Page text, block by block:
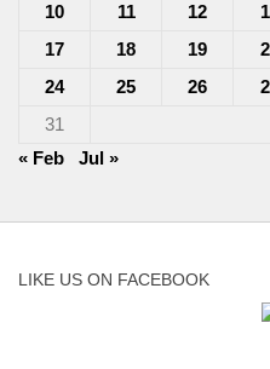
10
11 12
17
18 19
24
25 26
31
« Feb
Jul »
LIKE US ON FACEBOOK